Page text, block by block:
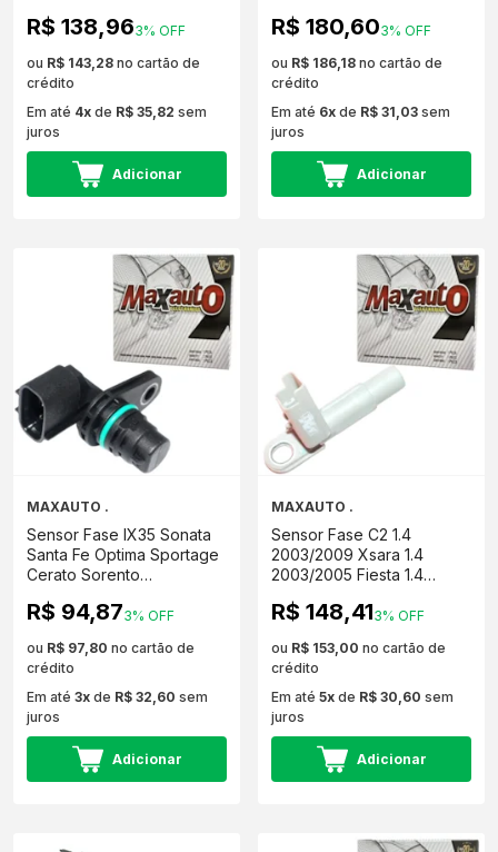
R$ 138,963% OFF
ou R$ 143,28 no cartão de
crédito
Em até 4x de R$ 35,82 sem
juros
Adicionar
R$ 180,603% OFF
ou R$ 186,18 no cartão de
crédito
Em até 6x de R$ 31,03 sem
juros
Adicionar
MAXAUTO .
Sensor Fase IX35 Sonata
Santa Fe Optima Sportage
Cerato Sorento
R$ 94,873% OFF
ou R$ 97,80 no cartão de
crédito
Em até 3x de R$ 32,60 sem
juros
Adicionar
MAXAUTO .
Sensor Fase C2 1.4
2003/2009 Xsara 1.4
2003/2005 Fiesta 1.4
2002/2012 MAX050053
R$ 148,413% OFF
ou R$ 153,00 no cartão de
crédito
Em até 5x de R$ 30,60 sem
juros
Adicionar